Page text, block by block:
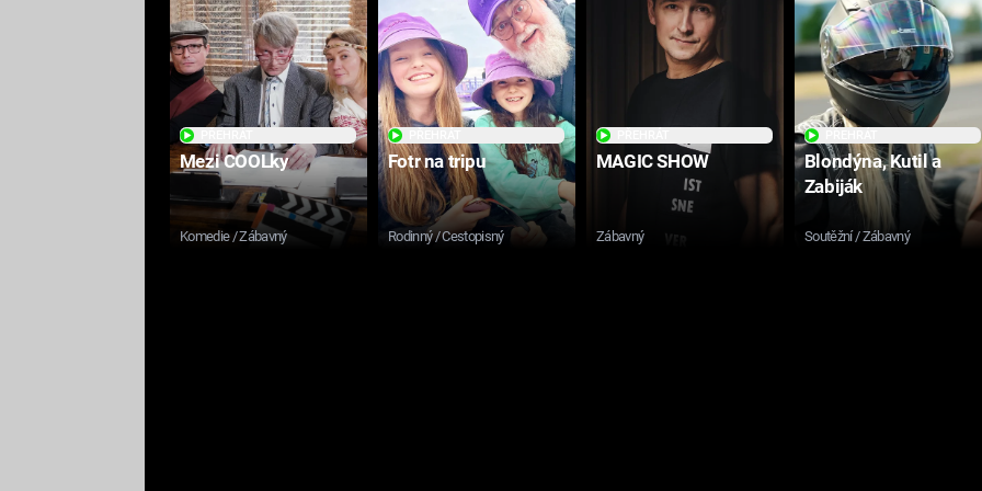
Mezi COOLky
Komedie / Zábavný
Fotr na tripu
Rodinný / Cestopisný
MAGIC SHOW
Zábavný
Blondýna, Kutil a
Zabiják
Soutěžní / Zábavný